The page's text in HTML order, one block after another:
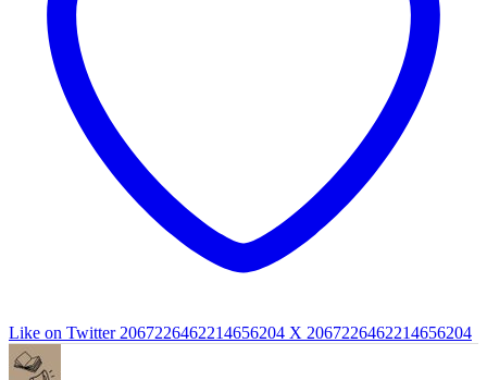
Like on Twitter 2067226462214656204 X 2067226462214656204